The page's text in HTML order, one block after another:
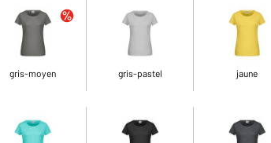
gris-moyen gris-pastel jaune